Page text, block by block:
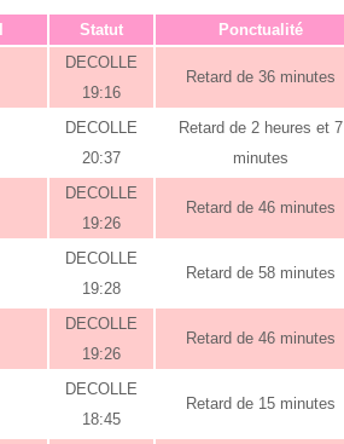
Statut Ponctualité
DECOLLE
19:16
Retard de 36 minutes
DECOLLE
20:37
Retard de 2 heures et 7
minutes
DECOLLE
19:26
Retard de 46 minutes
DECOLLE
19:28
Retard de 58 minutes
DECOLLE
19:26
Retard de 46 minutes
DECOLLE
18:45
Retard de 15 minutes